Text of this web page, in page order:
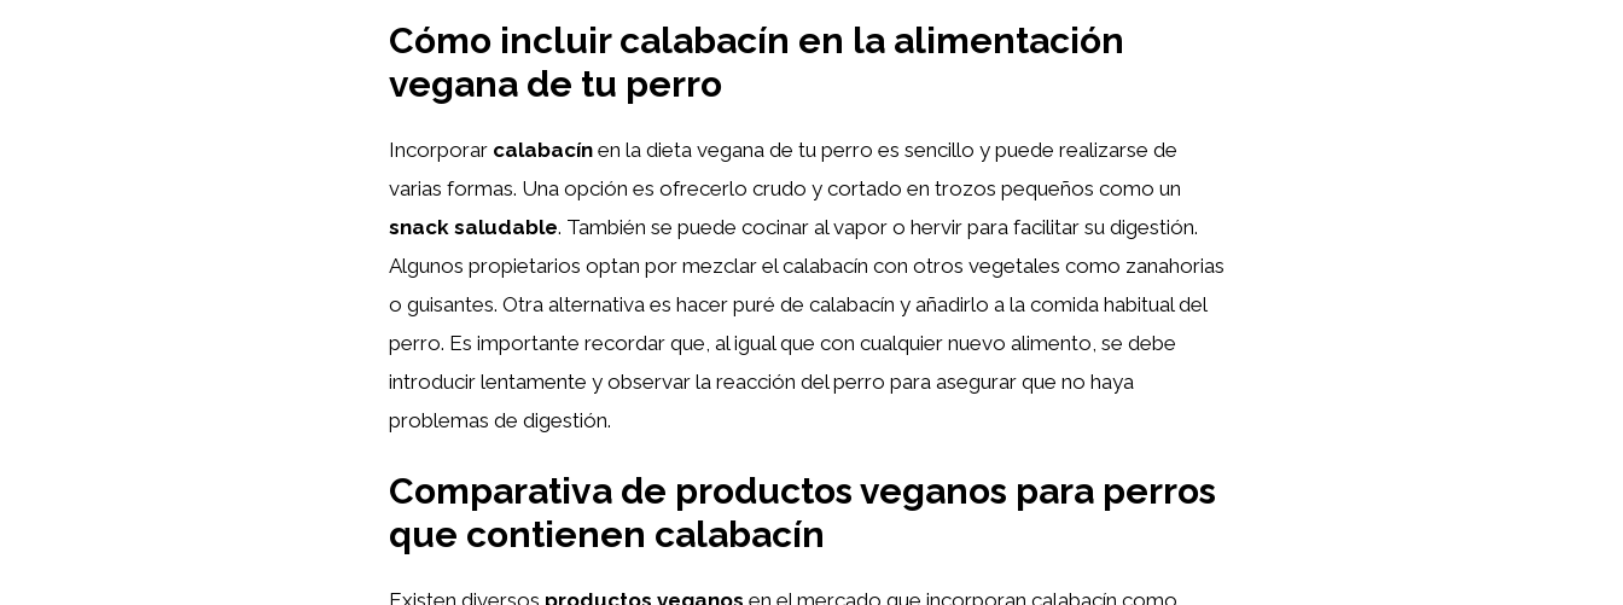
Cómo incluir calabacín en la alimentación
vegana de tu perro
Incorporar calabacín en la dieta vegana de tu perro es sencillo y puede realizarse de
varias formas. Una opción es ofrecerlo crudo y cortado en trozos pequeños como un
snack saludable. También se puede cocinar al vapor o hervir para facilitar su digestión.
Algunos propietarios optan por mezclar el calabacín con otros vegetales como zanahorias
o guisantes. Otra alternativa es hacer puré de calabacín y añadirlo a la comida habitual del
perro. Es importante recordar que, al igual que con cualquier nuevo alimento, se debe
introducir lentamente y observar la reacción del perro para asegurar que no haya
problemas de digestión.
Comparativa de productos veganos para perros
que contienen calabacín
Existen diversos productos veganos en el mercado que incorporan calabacín como